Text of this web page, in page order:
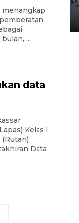
menangkap
...
data
Kelas I
(Rutan)
Data